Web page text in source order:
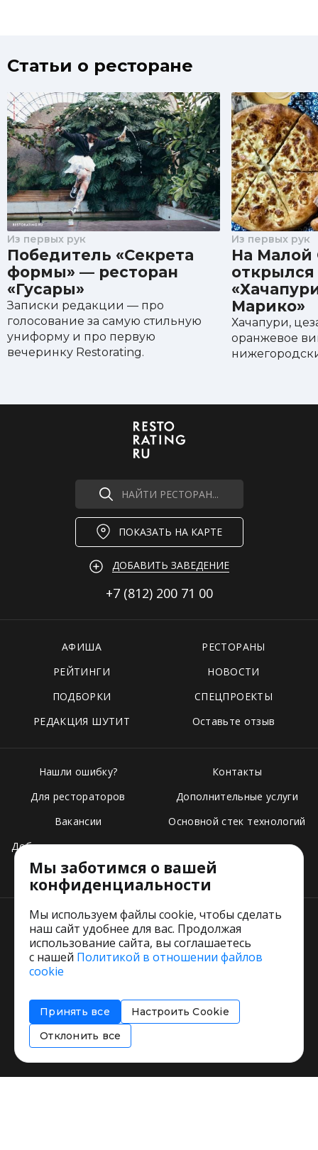
Статьи о ресторане
Из первых рук
Победитель «Секрета
формы» — ресторан
«Гусары»
Записки редакции — про
голосование за самую стильную
униформу и про первую
вечеринку Restorating.
Из первых рук
На Малой
открылся
Марико»
Хачапури,
оранжевое
НАЙТИ РЕСТОРАН...
ПОКАЗАТЬ НА КАРТЕ
ДОБАВИТЬ ЗАВЕДЕНИЕ
+7 (812) 200 71 00
АФИША
РЕСТОРАНЫ
РЕЙТИНГИ
НОВОСТИ
ПОДБОРКИ
СПЕЦПРОЕКТЫ
РЕДАКЦИЯ ШУТИТ
Оставьте отзыв
Нашли ошибку?
Для рестораторов
Вакансии
Добавить свое заведение
Тарифы
Контакты
Дополнительные услуги
Основной стек технологий
Пользовательское соглашение
Соглашение об информировании
Политика использования cookies
Мы заботимся о вашей
конфиденциальности
Мы используем файлы cookie, чтобы сделать
наш сайт удобнее для вас. Продолжая
использование сайта, вы соглашаетесь
с нашей Политикой в отношении файлов
cookie
Принять все
Настроить Cookie
Отклонить все